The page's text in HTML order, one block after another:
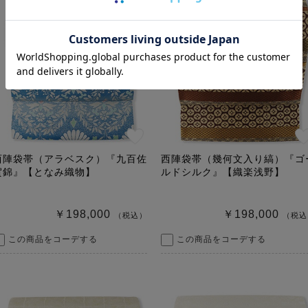
陣袋帯（アラベスク）『九百佐
錦』【となみ織物】
￥198,000 （税込）
この商品をコーデする
西陣袋帯（幾何文入り縞）『ゴ
ルドシルク』【織楽浅野】
￥198,000 （税
この商品をコーデする